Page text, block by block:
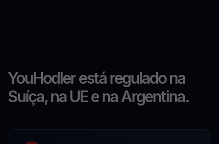
YouHodler está regulado na
Suíça, na UE e na Argentina.